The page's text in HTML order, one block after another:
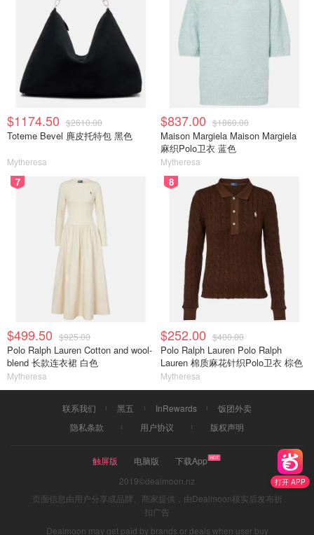
打开 APP
$1174.50 $2610.00
Toteme Bevel 麂皮托特包 黑色
Mytheresa
$837.00 $1860.00
Maison Margiela Maison Margiela
麻织Polo卫衣 蓝色
Mytheresa
7
$499.50 $925.00
Polo Ralph Lauren Cotton and wool-
blend 长款连衣裙 白色
Mytheresa
8
$252.00 $400.00
Polo Ralph Lauren Polo Ralph
Lauren 棉质麻花针织Polo卫衣 棕色
Mytheresa
联系我们 黑五 InRewards
饭团外卖
隐私条款
用户协议 版权声明
触屏版 电脑版
下载App
2019©dealmoon.nz
页面信息由用户分享或品牌、商家提供，由Dealmoon核实后发布折
扣广告
Dealmoon may get paid by brands or deals when user buy